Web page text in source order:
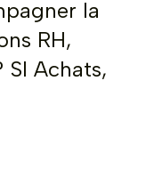
la
RH,
SI Achats,